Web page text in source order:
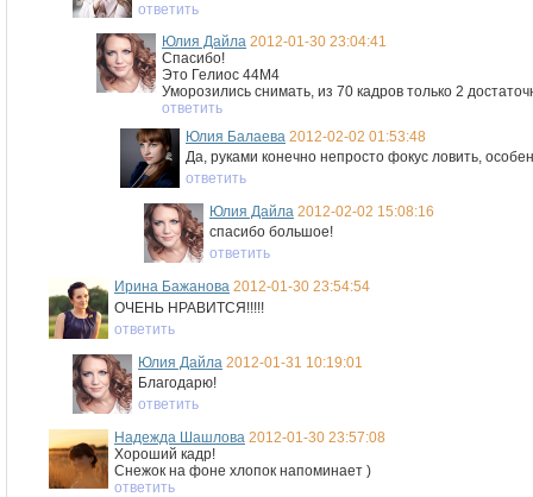
ответить
Юлия Дайла 2012-01-30 23:04:41
Спасибо!
Это Гелиос 44М4
Уморозились снимать, из 70 кадров только 2
ответить
Юлия Балаева 2012-02-02 01:53:48
Да, руками конечно непросто фокус ловить,
ответить
Юлия Дайла 2012-02-02 15:08:16
спасибо большое!
ответить
Ирина Бажанова 2012-01-30 23:54:54
ОЧЕНЬ НРАВИТСЯ!!!!!
ответить
Юлия Дайла 2012-01-31 10:19:01
Благодарю!
ответить
Надежда Шашлова 2012-01-30 23:57:08
Хороший кадр!
Снежок на фоне хлопок напоминает )
ответить